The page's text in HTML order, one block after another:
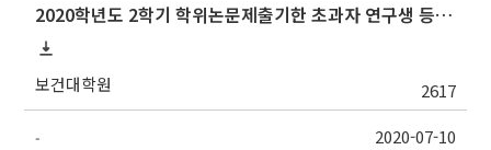
2020학년도 2학기 학위논문제출기한 초과자 연구생 등록 신청 안내
보건대학원 2617
- 2020-07-10